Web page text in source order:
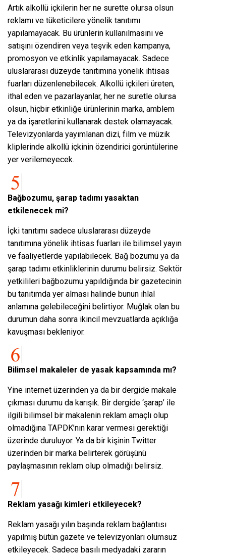
Artık alkollü içkilerin her ne surette olursa olsun
reklamı ve tüketicilere yönelik tanıtımı
yapılamayacak. Bu ürünlerin kullanılmasını ve
satışını özendiren veya teşvik eden kampanya,
promosyon ve etkinlik yapılamayacak. Sadece
uluslararası düzeyde tanıtımına yönelik ihtisas
fuarları düzenlenebilecek. Alkollü içkileri üreten,
ithal eden ve pazarlayanlar, her ne suretle olursa
olsun, hiçbir etkinliğe ürünlerinin marka, amblem
ya da işaretlerini kullanarak destek olamayacak.
Televizyonlarda yayımlanan dizi, film ve müzik
kliplerinde alkollü içkinin özendirici görüntülerine
yer verilemeyecek.
Bağbozumu, şarap tadımı yasaktan
etkilenecek mi?
İçki tanıtımı sadece uluslararası düzeyde
tanıtımına yönelik ihtisas fuarları ile bilimsel yayın
ve faaliyetlerde yapılabilecek. Bağ bozumu ya da
şarap tadımı etkinliklerinin durumu belirsiz. Sektör
yetkilileri bağbozumu yapıldığında bir gazetecinin
bu tanıtımda yer alması halinde bunun ihlal
anlamına gelebileceğini belirtiyor. Muğlak olan bu
durumun daha sonra ikincil mevzuatlarda açıklığa
kavuşması bekleniyor.
Bilimsel makaleler de yasak kapsamında mı?
Yine internet üzerinden ya da bir dergide makale
çıkması durumu da karışık. Bir dergide ‘şarap’ ile
ilgili bilimsel bir makalenin reklam amaçlı olup
olmadığına TAPDK’nın karar vermesi gerektiği
üzerinde duruluyor. Ya da bir kişinin Twitter
üzerinden bir marka belirterek görüşünü
paylaşmasının reklam olup olmadığı belirsiz.
Reklam yasağı kimleri etkileyecek?
Reklam yasağı yılın başında reklam bağlantısı
yapılmış bütün gazete ve televizyonları olumsuz
etkileyecek. Sadece basılı medyadaki zararın